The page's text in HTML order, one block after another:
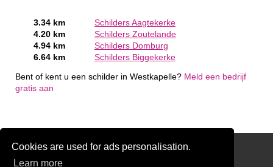
Cookies are used for ads personalisation.
Learn more
3.34 km
Schilders Aagtekerke
4.20 km
Schilders Zoutelande
4.94 km
Schilders Domburg
6.64 km
Schilders Biggekerke
Bent of kent u een schilder in Westkapelle? Meld een bedrijf
gratis aan
Schilder Offerte Aanvragen